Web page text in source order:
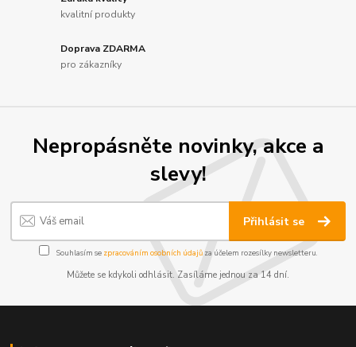
kvalitní produkty
Doprava ZDARMA
pro zákazníky
Nepropásněte novinky, akce a
slevy!
Přihlásit se
Souhlasím se zpracováním osobních údajůza účelem rozesílky newsletteru.
Můžete se kdykoli odhlásit. Zasíláme jednou za 14 dní.